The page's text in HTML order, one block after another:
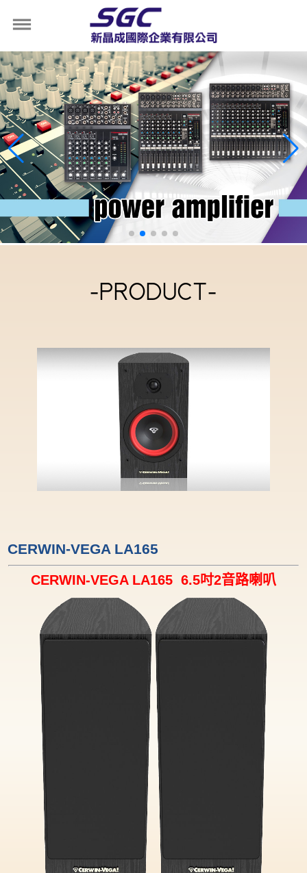
-PRODUCT-
CERWIN-VEGA LA165
CERWIN-VEGA LA165 6.5吋2音路喇叭